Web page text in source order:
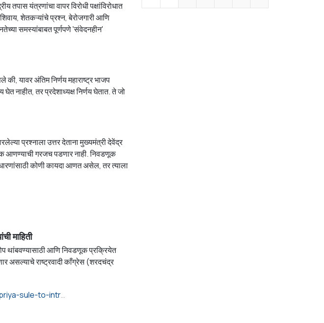
यंत्रणांचा वापर विरोधी पक्षांविरोधात
शेतकऱ्यांचे प्रश्न, बेरोजगारी आणि
समस्यांबाबत पूर्णपणे 'संवेदनहीन'
यावर अंतिम निर्णय महाराष्ट्र भाजप
नाहीत, तर प्रदेशाध्यक्ष निर्णय घेतात. ते जो
प्रश्नाला उत्तर देताना मुख्यमंत्री देवेंद्र
आणण्याची गरजच पडणार नाही. निवडणूक
कोणी कायदा आणत असेल, तर त्याला
माहिती
थांबवण्यासाठी आणि निवडणूक प्रक्रियेत
असल्याचे राष्ट्रवादी काँग्रेस (शरदचंद्र
https://marathi.freepressjournal.in/maharashtra/supriya-sule-to-introduce-bill-against-election-horse-trading-demands-open-voting-system